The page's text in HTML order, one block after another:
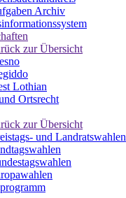
Archiv
zur Übersicht
Lothian
Ortsrecht
zur Übersicht
und Landratswahlen